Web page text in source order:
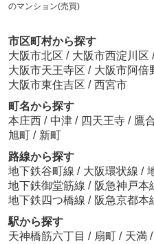
のマンション(売買)
市区町村から探す
大阪市北区 / 大阪市西淀川区 /
大阪市天王寺区 / 大阪市阿倍
大阪市東住吉区 / 西宮市
町名から探す
本庄西 / 中津 / 四天王寺 / 鷹
旭町 / 新町
路線から探す
地下鉄谷町線 / 大阪環状線 /
地下鉄御堂筋線 / 阪急神戸本
地下鉄四つ橋線 / 阪急京都本
駅から探す
天神橋筋六丁目 / 扇町 / 天満 /